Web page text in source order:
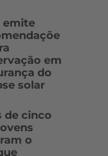
emite
em
do
solar
de cinco
o